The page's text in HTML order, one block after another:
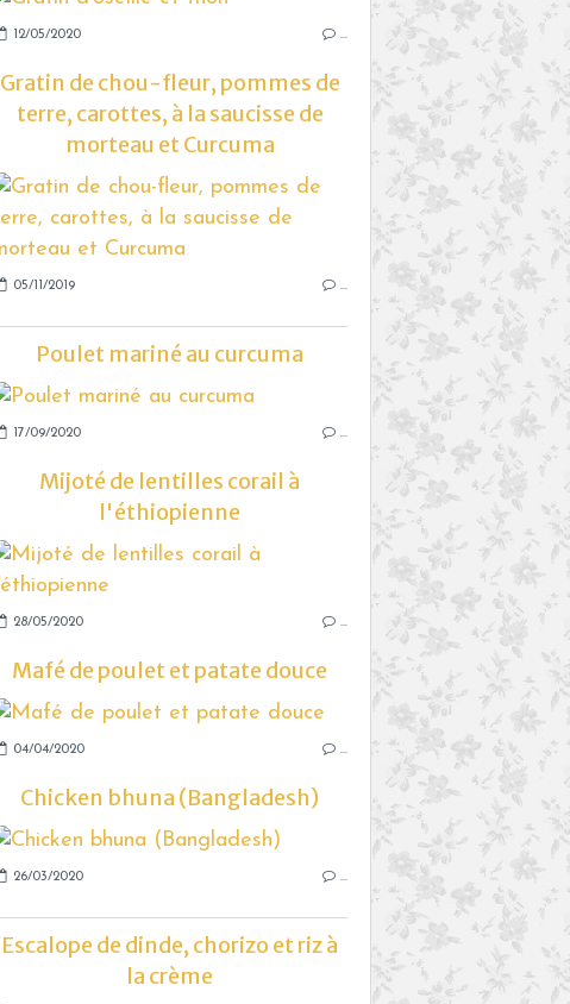
12/05/2020 …
Gratin de chou-fleur, pommes de
terre, carottes, à la saucisse de
morteau et Curcuma
05/11/2019 …
Poulet mariné au curcuma
17/09/2020 …
Mijoté de lentilles corail à
l'éthiopienne
28/05/2020 …
Mafé de poulet et patate douce
04/04/2020 …
Chicken bhuna (Bangladesh)
26/03/2020 …
Escalope de dinde, chorizo et riz à
la crème